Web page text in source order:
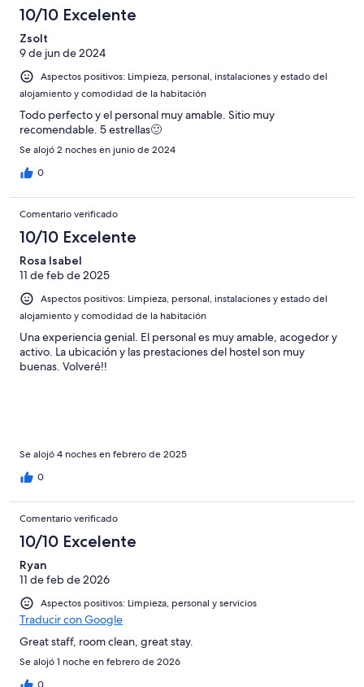
10/10 Excelente
Zsolt
9 de jun de 2024
Aspectos positivos: Limpieza, personal, instalaciones y estado del
alojamiento y comodidad de la habitación
Todo perfecto y el personal muy amable. Sitio muy
recomendable. 5 estrellas🙂
Se alojó 2 noches en junio de 2024
0
Comentario verificado
10/10 Excelente
Rosa Isabel
11 de feb de 2025
Aspectos positivos: Limpieza, personal, instalaciones y estado del
alojamiento y comodidad de la habitación
Una experiencia genial. El personal es muy amable, acogedor y
activo. La ubicación y las prestaciones del hostel son muy
buenas. Volveré!!
Se alojó 4 noches en febrero de 2025
0
Comentario verificado
10/10 Excelente
Ryan
11 de feb de 2026
Aspectos positivos: Limpieza, personal y servicios
Traducir con Google
Great staff, room clean, great stay.
Se alojó 1 noche en febrero de 2026